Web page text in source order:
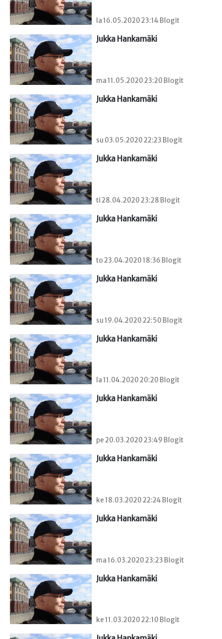
la 16.05.2020 23:14 Blogit
Jukka Hankamäki
ma 11.05.2020 23:20 Blogit
Jukka Hankamäki
su 03.05.2020 22:23 Blogit
Jukka Hankamäki
ti 28.04.2020 23:28 Blogit
Jukka Hankamäki
to 23.04.2020 18:36 Blogit
Jukka Hankamäki
su 19.04.2020 22:50 Blogit
Jukka Hankamäki
la 11.04.2020 20:20 Blogit
Jukka Hankamäki
pe 20.03.2020 23:49 Blogit
Jukka Hankamäki
ke 18.03.2020 22:24 Blogit
Jukka Hankamäki
ma 16.03.2020 23:23 Blogit
Jukka Hankamäki
ke 11.03.2020 22:10 Blogit